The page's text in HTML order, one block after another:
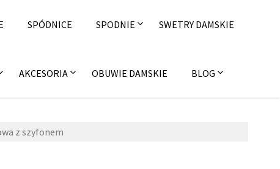
SPÓDNICE SPODNIE SWETRY DAMSKIE
AKCESORIA OBUWIE DAMSKIE BLOG
z szyfonem